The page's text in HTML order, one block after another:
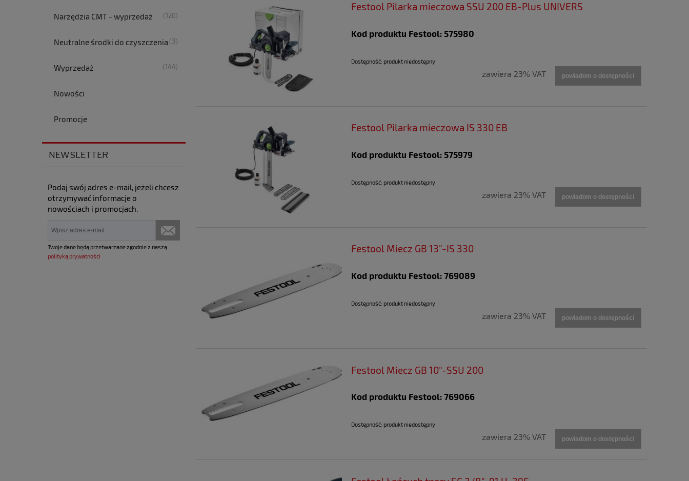
Narzędzia CMT - wyprzedaż (120)
Neutralne środki do czyszczenia (3)
Wyprzedaż (144)
Nowości
Promocje
NEWSLETTER
Podaj swój adres e-mail, jeżeli chcesz
otrzymywać informacje o
nowościach i promocjach.
Twoje dane będą przetwarzane zgodnie z naszą
polityką prywatności
Festool Pilarka mieczowa SSU 200 EB-Plus UNIVERS
Kod produktu Festool: 575980
Dostępność: produkt niedostępny
zawiera 23% VAT powiadom o dostępności
Festool Pilarka mieczowa IS 330 EB
Kod produktu Festool: 575979
Dostępność: produkt niedostępny
zawiera 23% VAT powiadom o dostępności
Festool Miecz GB 13"-IS 330
Kod produktu Festool: 769089
Dostępność: produkt niedostępny
zawiera 23% VAT powiadom o dostępności
Festool Miecz GB 10"-SSU 200
Kod produktu Festool: 769066
Dostępność: produkt niedostępny
zawiera 23% VAT powiadom o dostępności